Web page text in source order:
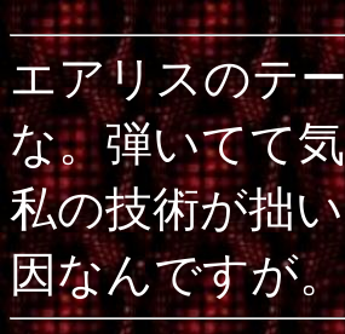
エアリスのテ
な。弾いてて
私の技術が拙
因なんですが。